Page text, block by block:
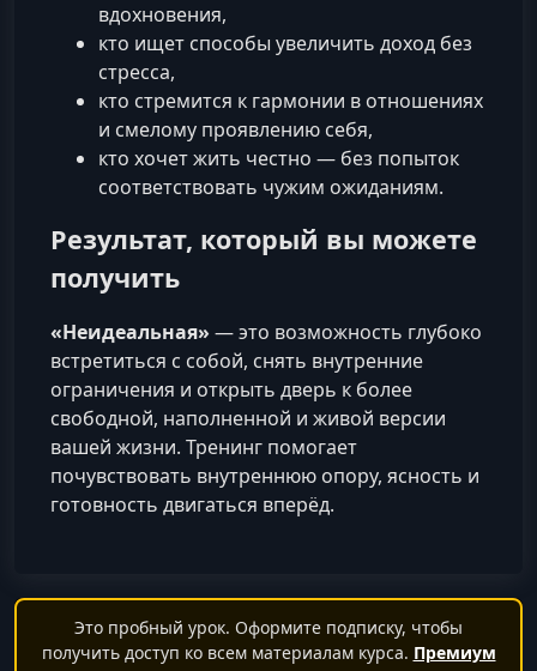
вдохновения,
кто ищет способы увеличить доход без
стресса,
кто стремится к гармонии в отношениях
и смелому проявлению себя,
кто хочет жить честно — без попыток
соответствовать чужим ожиданиям.
Результат, который вы можете
получить
«Неидеальная» — это возможность глубоко
встретиться с собой, снять внутренние
ограничения и открыть дверь к более
свободной, наполненной и живой версии
вашей жизни. Тренинг помогает
почувствовать внутреннюю опору, ясность и
готовность двигаться вперёд.
Это пробный урок. Оформите подписку, чтобы
получить доступ ко всем материалам курса. Премиум